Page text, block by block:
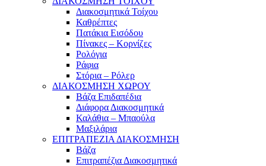
Διακοσμητικά Τοίχου
Καθρέπτες
Πατάκια Εισόδου
Πίνακες – Κορνίζες
Ρολόγια
Ράφια
Στόρια – Ρόλερ
ΔΙΑΚΟΣΜΗΣΗ ΧΩΡΟΥ
Βάζα Επιδαπέδια
Διάφορα Διακοσμητικά
Καλάθια – Μπαούλα
Μαξιλάρια
ΕΠΙΤΡΑΠΕΖΙΑ ΔΙΑΚΟΣΜΗΣΗ
Βάζα
Επιτραπέζια Διακοσμητικά